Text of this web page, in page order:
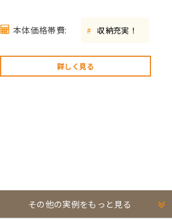
本体価格帯費: # 収納充実！
詳しく見る
その他の実例をもっと見る